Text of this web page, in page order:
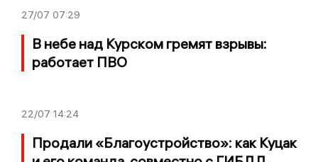
27/07 07:29
В небе над Курском гремят взрывы:
работает ПВО
22/07 14:24
Продали «Благоустройство»: как Куцак